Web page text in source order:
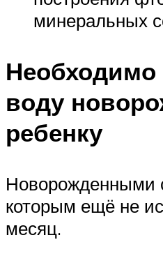
минеральных
Необходимо
воду
ребенку
Новорожденными
которым ещё не
месяц.